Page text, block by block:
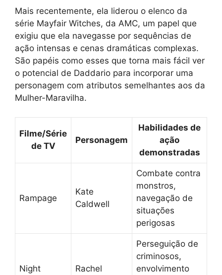
Mais recentemente, ela liderou o elenco da
série Mayfair Witches, da AMC, um papel que
exigiu que ela navegasse por sequências de
ação intensas e cenas dramáticas complexas.
São papéis como esses que torna mais fácil ver
o potencial de Daddario para incorporar uma
personagem com atributos semelhantes aos da
Mulher-Maravilha.
Filme/Série
de TV
Personagem
Habilidades de
ação
demonstradas
Rampage
Kate
Caldwell
Combate contra
monstros,
navegação de
situações
perigosas
Night
Rachel
Perseguição de
criminosos,
envolvimento